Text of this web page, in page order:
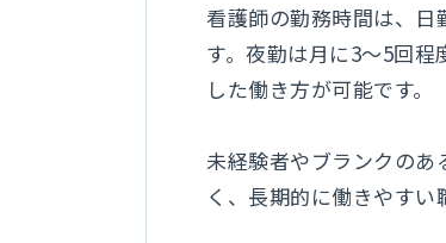
看護師の勤務時間は、日
す。夜勤は月に3～5回
した働き方が可能です。
未経験者やブランクの
く、長期的に働きやすい